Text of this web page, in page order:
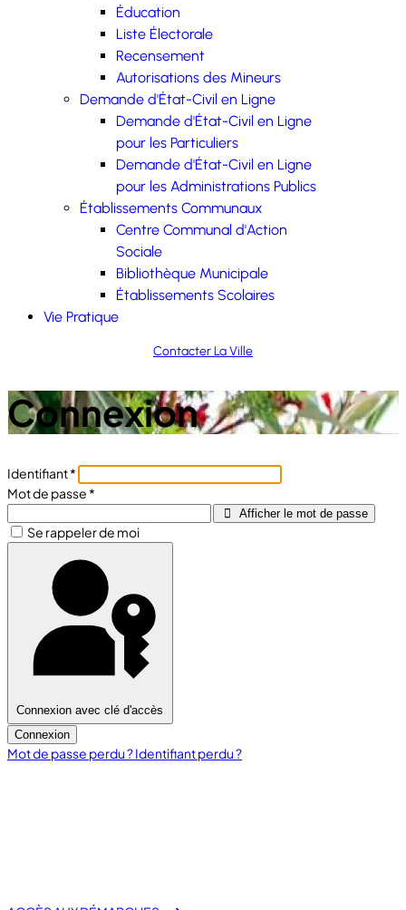
Éducation
Liste Électorale
Recensement
Autorisations des Mineurs
Demande d'État-Civil en Ligne
Demande d'État-Civil en Ligne
pour les Particuliers
Demande d'État-Civil en Ligne
pour les Administrations Publics
Établissements Communaux
Centre Communal d'Action
Sociale
Bibliothèque Municipale
Établissements Scolaires
Vie Pratique
Contacter La Ville
Connexion
Identifiant*
Mot de passe*
Afficher le mot de passe
Se rappeler de moi
Connexion avec clé d'accès
Connexion
Mot de passe perdu ?Identifiant perdu ?